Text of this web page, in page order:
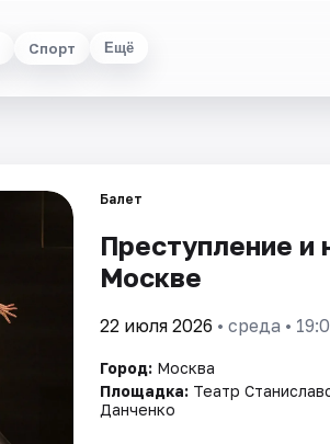
Спорт Ещё
Балет
Преступление и
Москве
22 июля 2026 • среда •
Город: Москва
Площадка: Театр
Данченко